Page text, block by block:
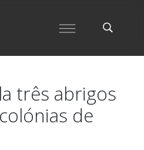
três abrigos
de